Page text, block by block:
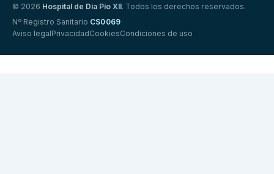
© 2026 Hospital de Día Pío XII. Todos los derechos reservados.
Nº Registro Sanitario CS0069
Aviso legalPrivacidadCookiesCondiciones de uso